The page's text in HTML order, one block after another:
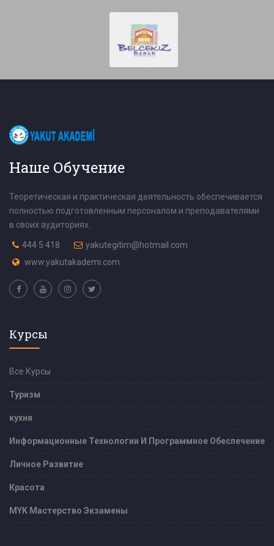
Наше Обучение
Теоретическая и практическая деятельность обеспечивается
полностью подготовленным персоналом и преподавателями
в своих аудиториях.
444 5 418
yakutegitim@hotmail.com
www.yakutakademi.com
Курсы
Все Курсы
Туризм
кухня
Информационные Технологии И Программное Обеспечение
Личное Развитие
Красота
MYK Мастерство Экзамены